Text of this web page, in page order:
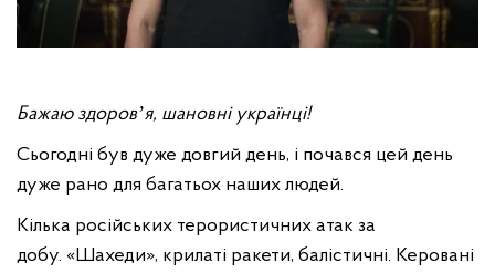
Бажаю здоровʼя, шановні українці!
Сьогодні був дуже довгий день, і почався цей день
дуже рано для багатьох наших людей.
Кілька російських терористичних атак за
добу. «Шахеди», крилаті ракети, балістичні. Керовані